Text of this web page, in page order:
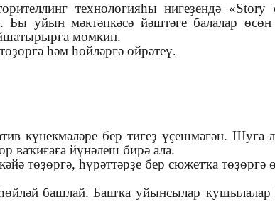
технологияһы нигеҙендә
уйын мәктәпкәсә йәштәге балалар
мөмкин.
һәм һөйләргә өйрәтеү.
күнекмәләре бер тигеҙ үҫешмәгән. Шуға
ваҡиғаға йүнәлеш бирә ала.
төҙөргә, һүрәттәрҙе бер сюжетҡа төҙөргә
башлай. Башҡа уйынсылар ҡушылалар